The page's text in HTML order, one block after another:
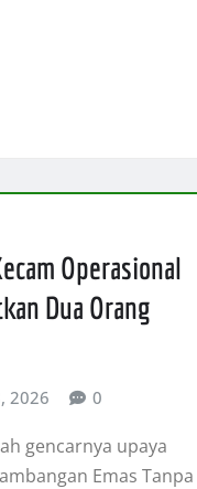
Operasional
Dua Orang
2026 0
gencarnya upaya
Emas Tanpa